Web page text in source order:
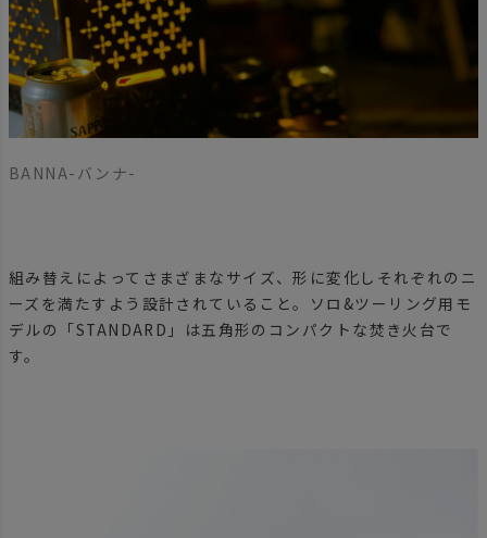
BANNA-バンナ-
組み替えによってさまざまなサイズ、形に変化しそれぞれのニ
ーズを満たすよう設計されていること。ソロ&ツーリング用モ
デルの「STANDARD」は五角形のコンパクトな焚き火台で
す。